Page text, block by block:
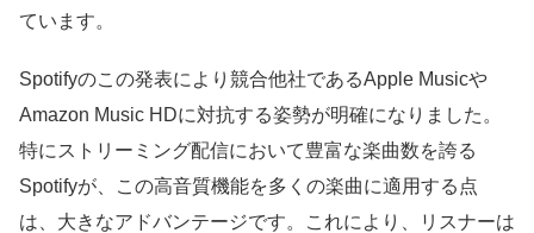
ています。
Spotifyのこの発表により競合他社であるApple Musicや
Amazon Music HDに対抗する姿勢が明確になりました。
特にストリーミング配信において豊富な楽曲数を誇る
Spotifyが、この高音質機能を多くの楽曲に適用する点
は、大きなアドバンテージです。これにより、リスナーは